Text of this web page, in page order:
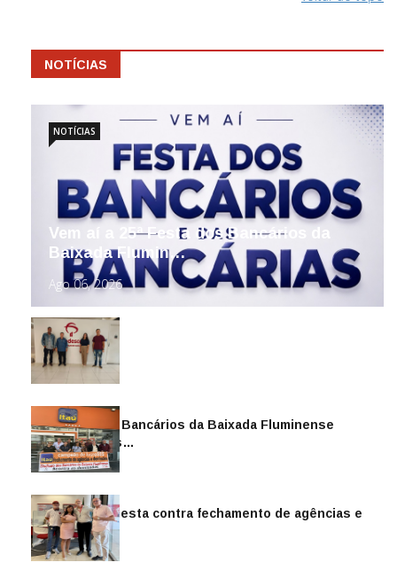
NOTÍCIAS
Vem aí a 25ª Festa dos Bancários da
Baixada Flumin…
Ago 06, 2026
NOTÍCIAS
Sindicato dos Bancários da Baixada Fluminense
reintegra mais…
Jul 14, 2026
Sindicato protesta contra fechamento de agências e
as demiss…
Mai 13, 2026